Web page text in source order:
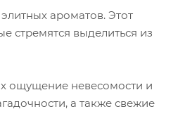
ароматов. Этот
стремятся выделиться из
ощущение невесомости и
а также свежие